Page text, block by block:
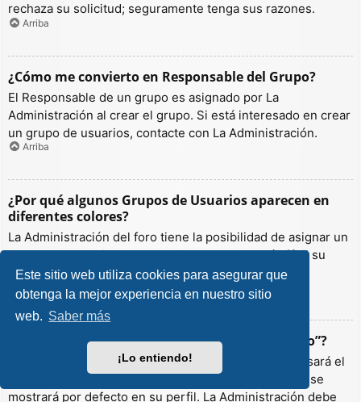
Este sitio web utiliza cookies para asegurar que
obtenga la mejor experiencia en nuestro sitio
web. Saber más
¡Lo entiendo!
rechaza su solicitud; seguramente tenga sus razones.
Arriba
¿Cómo me convierto en Responsable del Grupo?
El Responsable de un grupo es asignado por La
Administración al crear el grupo. Si está interesado en crear
un grupo de usuarios, contacte con La Administración.
Arriba
¿Por qué algunos Grupos de Usuarios aparecen en
diferentes colores?
La Administración del foro tiene la posibilidad de asignar un
color a los usuarios de un grupo para hacer más fácil su
identificación.
Arriba
¿Qué es un “Grupo de Usuarios predeterminado”?
Si es miembro de más de un grupo por defecto, se usará el
“predeterminado” para determinar qué color y rango se
mostrará por defecto en su perfil. La Administración debe